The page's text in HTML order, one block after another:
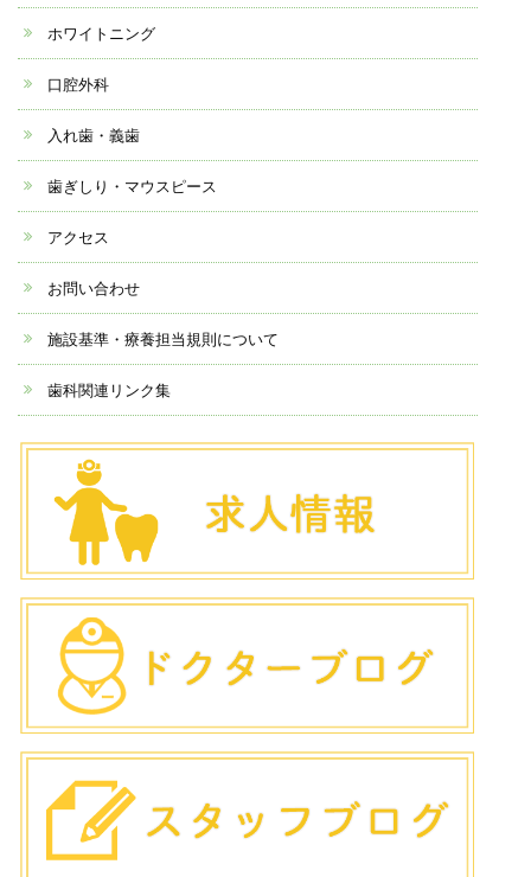
ホワイトニング
口腔外科
入れ歯・義歯
歯ぎしり・マウスピース
アクセス
お問い合わせ
施設基準・療養担当規則について
歯科関連リンク集